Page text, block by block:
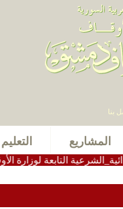
بنا
المشاريع
التابعة لوزارة الأوقاف